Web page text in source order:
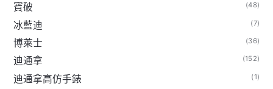
寶破 (48)
冰藍迪 (7)
博萊士 (36)
迪通拿 (152)
迪通拿高仿手錶 (1)